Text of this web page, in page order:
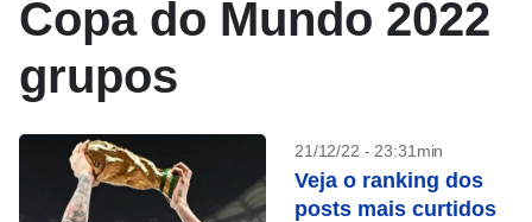
Copa do Mundo 2022
grupos
21/12/22 - 23:31min
Veja o ranking dos
posts mais curtidos